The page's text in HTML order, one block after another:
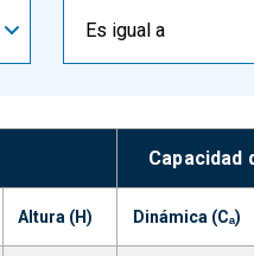
Es igual a
Capacidad
Altura (H) Dinámica (Cₐ)